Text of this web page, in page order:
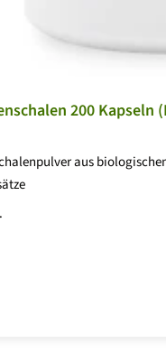
200 Kapseln
aus